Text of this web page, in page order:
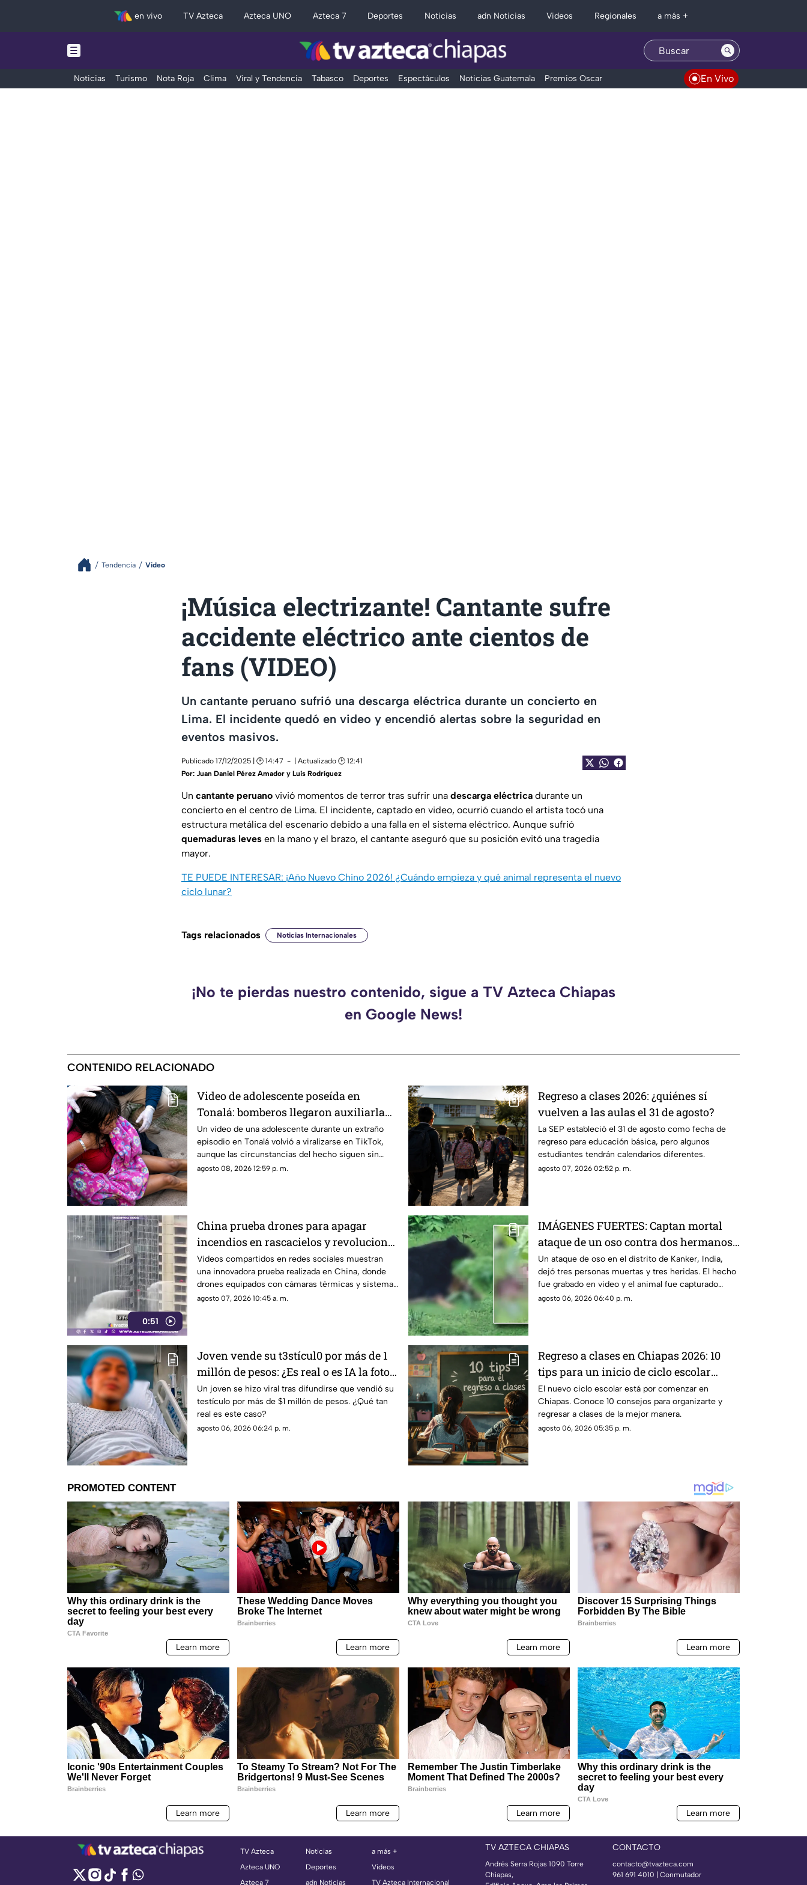
en vivo TV Azteca Azteca UNO Azteca 7 Deportes Noticias adn Noticias Videos Regionales a más +
Noticias Turismo Nota Roja Clima Viral y Tendencia Tabasco Deportes Espectáculos Noticias Guatemala Premios Oscar En Vivo
Tendencia Video
¡Música electrizante! Cantante sufre
accidente eléctrico ante cientos de
fans (VIDEO)
Un cantante peruano sufrió una descarga eléctrica durante un concierto en
Lima. El incidente quedó en video y encendió alertas sobre la seguridad en
eventos masivos.
Publicado 17/12/2025 | 🕑 14:47
| Actualizado 🕑 12:41
Por: Juan Daniel Pérez Amador y Luis Rodríguez
Un cantante peruano vivió momentos de terror tras sufrir una descarga eléctrica durante un
concierto en el centro de Lima. El incidente, captado en video, ocurrió cuando el artista tocó una
estructura metálica del escenario debido a una falla en el sistema eléctrico. Aunque sufrió
quemaduras leves en la mano y el brazo, el cantante aseguró que su posición evitó una tragedia
mayor.
TE PUEDE INTERESAR: ¡Año Nuevo Chino 2026! ¿Cuándo empieza y qué animal representa el nuevo
ciclo lunar?
Tags relacionados Noticias Internacionales
¡No te pierdas nuestro contenido, sigue a TV Azteca Chiapas
en Google News!
CONTENIDO RELACIONADO
Video de adolescente poseída en
Tonalá: bomberos llegaron auxiliarla
¿Qué es lo que ocurrió?
Un video de una adolescente durante un extraño
episodio en Tonalá volvió a viralizarse en TikTok,
aunque las circunstancias del hecho siguen sin
aclararse.
agosto 08, 2026 12:59 p. m.
Regreso a clases 2026: ¿quiénes sí
vuelven a las aulas el 31 de agosto?
La SEP estableció el 31 de agosto como fecha de
regreso para educación básica, pero algunos
estudiantes tendrán calendarios diferentes.
agosto 07, 2026 02:52 p. m.
0:51
China prueba drones para apagar
incendios en rascacielos y revoluciona
la atención de emergencias
Videos compartidos en redes sociales muestran
una innovadora prueba realizada en China, donde
drones equipados con cámaras térmicas y sistemas
de alta presión fueron utilizados para combatir
agosto 07, 2026 10:45 a. m.
IMÁGENES FUERTES: Captan mortal
ataque de un oso contra dos hermanos
en India
Un ataque de oso en el distrito de Kanker, India,
dejó tres personas muertas y tres heridas. El hecho
fue grabado en video y el animal fue capturado
horas después.
agosto 06, 2026 06:40 p. m.
Joven vende su t3stícul0 por más de 1
millón de pesos: ¿Es real o es IA la foto
en redes sociales?
Un joven se hizo viral tras difundirse que vendió su
testículo por más de $1 millón de pesos. ¿Qué tan
real es este caso?
agosto 06, 2026 06:24 p. m.
Regreso a clases en Chiapas 2026: 10
tips para un inicio de ciclo escolar
exitoso
El nuevo ciclo escolar está por comenzar en
Chiapas. Conoce 10 consejos para organizarte y
regresar a clases de la mejor manera.
agosto 06, 2026 05:35 p. m.
TV Azteca
Azteca UNO
Azteca 7
Noticias
Deportes
adn Noticias
a más +
Videos
TV Azteca Internacional
TV AZTECA CHIAPAS
Andrés Serra Rojas 1090 Torre
Chiapas,
CONTACTO
contacto@tvazteca.com
961 691 4010 | Conmutador